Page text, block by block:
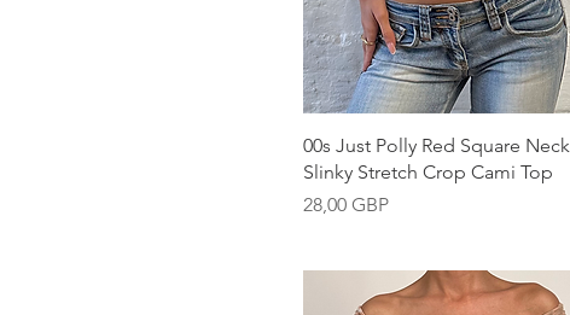
Vista rápida
00s Just Polly Red Square Neck
Slinky Stretch Crop Cami Top
Precio
28,00 GBP